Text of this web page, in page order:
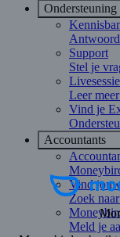
Ondersteuning
Support
Stel je
Leer
Vind je
Accountants
Vind
Zoek
Meld je